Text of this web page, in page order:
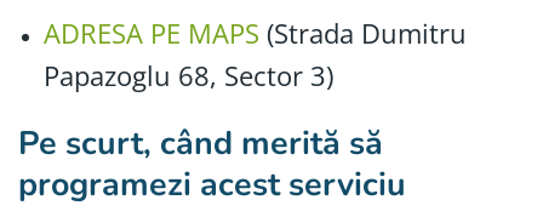
ADRESA PE MAPS (Strada Dumitru
Papazoglu 68, Sector 3)
Pe scurt, când merită să
programezi acest serviciu